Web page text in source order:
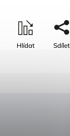
Hlídat Sdílet